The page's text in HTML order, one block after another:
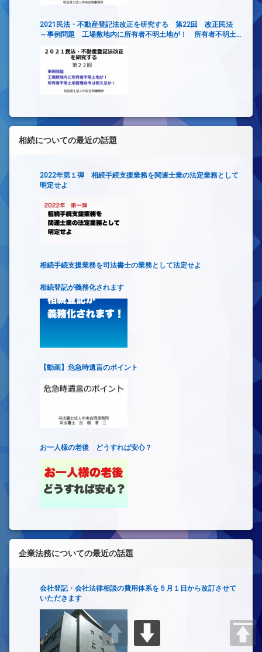
2021民法・不動産登記法改正を研究する 第22回 改正民法
～事例問題 工場敷地内に所有者不明土地が！ 所有者不明土
相続についての最近の話題
2022年第１弾 相続手続支援業務を関連士業の法定業務として
明定せよ
相続手続支援業務を司法書士の業務として法定せよ
相続登記が義務化されます
【動画】危急時遺言のポイント
お一人様の老後 どうすれば安心？
企業法務についての最近の話題
会社登記・会社法律相談の費用体系を５月１日から改訂させて
いただきます